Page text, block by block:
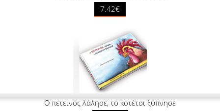
7.42€
Ο πετεινός λάλησε, το κοτέτσι ξύπνησε